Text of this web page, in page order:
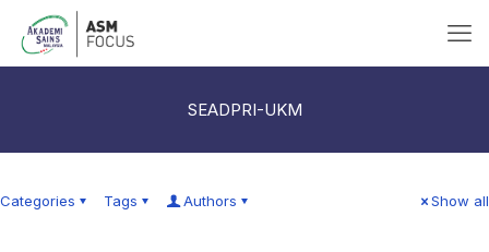
SEADPRI-UKM
Categories Tags Authors Show all